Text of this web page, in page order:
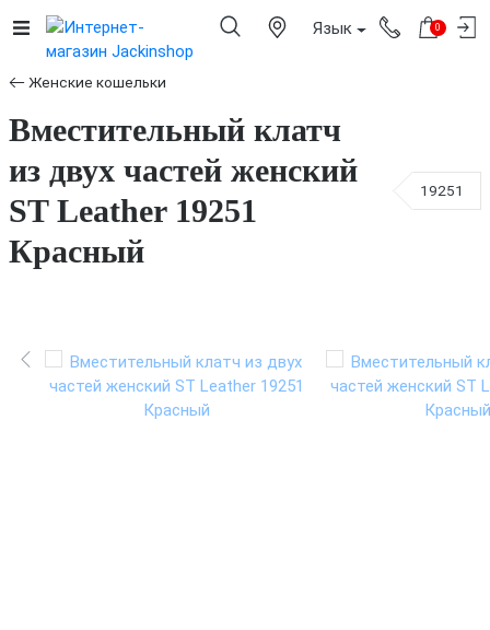
Язык 0
Женские кошельки
Вместительный клатч
из двух частей женский
ST Leather 19251
Красный
19251